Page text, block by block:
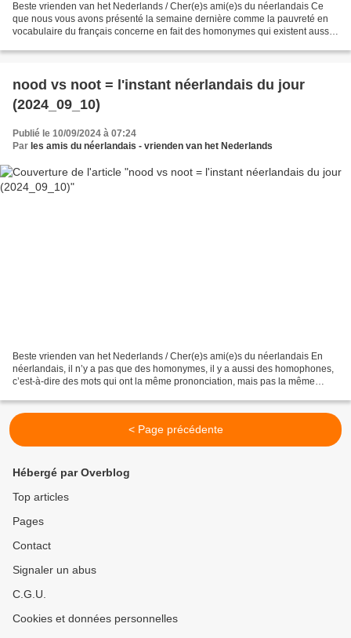
Beste vrienden van het Nederlands / Cher(e)s ami(e)s du néerlandais Ce
que nous vous avons présenté la semaine dernière comme la pauvreté en
vocabulaire du français concerne en fait des homonymes qui existent aussi
nood vs noot = l'instant néerlandais du jour
(2024_09_10)
Publié le 10/09/2024 à 07:24
Par les amis du néerlandais - vrienden van het Nederlands
Beste vrienden van het Nederlands / Cher(e)s ami(e)s du néerlandais En
néerlandais, il n’y a pas que des homonymes, il y a aussi des homophones,
c’est-à-dire des mots qui ont la même prononciation, mais pas la même
< Page précédente
Hébergé par Overblog
Top articles
Pages
Contact
Signaler un abus
C.G.U.
Cookies et données personnelles